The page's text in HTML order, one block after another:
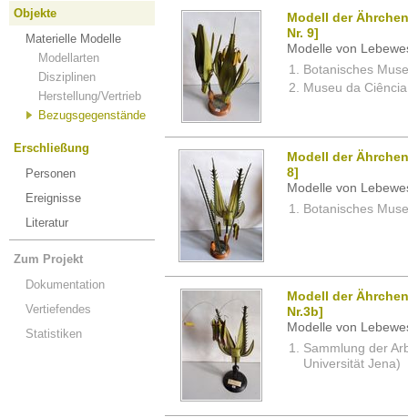
Objekte
Materielle Modelle
Modellarten
Disziplinen
Herstellung/Vertrieb
Bezugsgegenstände
Erschließung
Personen
Ereignisse
Literatur
Zum Projekt
Dokumentation
Vertiefendes
Statistiken
Modell der
Nr. 9]
Modelle von
Botanisches
Museu da
Modell der
8]
Modelle von
Botanisches
Modell der
Nr.3b]
Modelle von
Sammlung der
Universität Jena)